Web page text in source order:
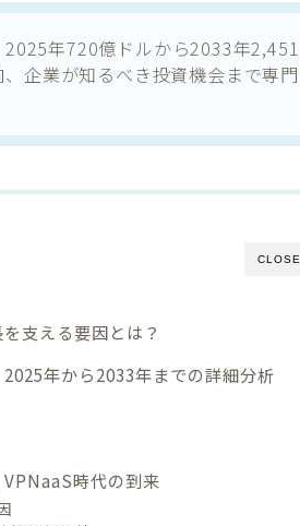
年720億ドルから2033年2,451
企業が知るべき投資機会まで専門
CLOSE
支える要因とは？
年から2033年までの詳細分析
時代の到来